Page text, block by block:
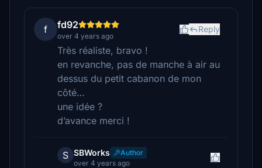
f fd92
over 4 years ago
Reply
Très réaliste, bravo !
en revanche, pas de manche à air au
dessus du petit cabanon de mon
côté…
une idée ?
d’avance merci !
S SBWorks
Author
over 4 years ago